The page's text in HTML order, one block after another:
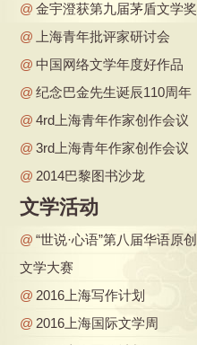
@ 金宇澄获第九届茅盾文学奖
@
上海青年批评家研讨会
@ 中国网络文学年度好作品
@ 纪念巴金先生诞辰110周年
@ 4rd上海青年作家创作会议
@ 3rd上海青年作家创作会议
@ 2014巴黎图书沙龙
文学活动
@ “世说·心语”第八届华语原创
文学大赛
@ 2016上海写作计划
@ 2016上海国际文学周